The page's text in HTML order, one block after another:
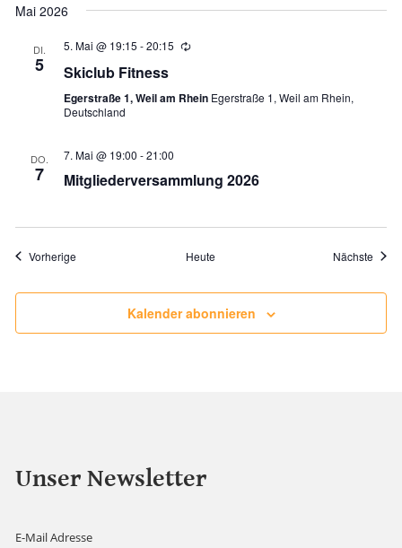
Mai 2026
DI.
5
5. Mai @ 19:15 -20:15 Wiederholung
Skiclub Fitness
Egerstraße 1, Weil am Rhein Egerstraße 1, Weil am Rhein,
Deutschland
DO.
7
7. Mai @ 19:00 -21:00
Mitgliederversammlung 2026
VorherigeVeranstaltungen Heute Nächste
Kalender abonnieren
Unser Newsletter
E-Mail Adresse